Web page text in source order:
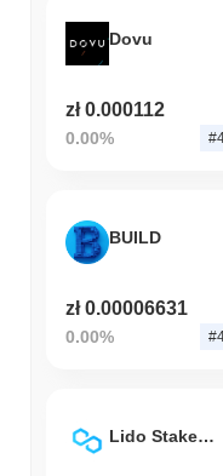
Dovu
zł 0.000112
0.00%
BUILD
zł 0.00006631
0.00%
Lido Staked Matic